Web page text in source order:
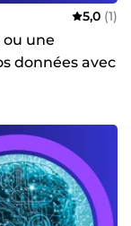
5,0 (1)
ou une
données avec